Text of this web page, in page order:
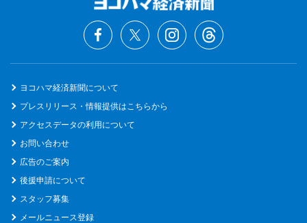
ヨコハマ経済新聞について
プレスリリース・情報提供はこちらから
アクセスデータの利用について
お問い合わせ
広告のご案内
後援申請について
スタッフ募集
メールニュース登録